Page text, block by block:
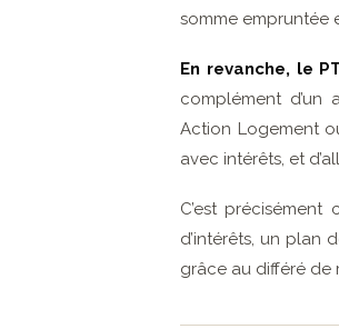
somme empruntée
En revanche, le
complément d’un
Action Logement
avec intérêts, et
C’est
d’intérêts, un plan
grâce au différé de